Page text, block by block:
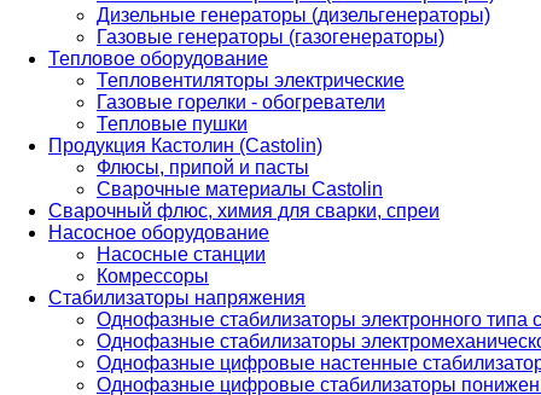
Дизельные генераторы (дизельгенераторы)
Газовые генераторы (газогенераторы)
Тепловое оборудование
Тепловентиляторы электрические
Газовые горелки - обогреватели
Тепловые пушки
Продукция Кастолин (Castolin)
Флюсы, припой и пасты
Сварочные материалы Castolin
Сварочный флюс, химия для сварки, спреи
Насосное оборудование
Насосные станции
Комрессоры
Стабилизаторы напряжения
Однофазные стабилизаторы электронного
Однофазные стабилизаторы
Однофазные цифровые настенные
Однофазные цифровые стабилизаторы